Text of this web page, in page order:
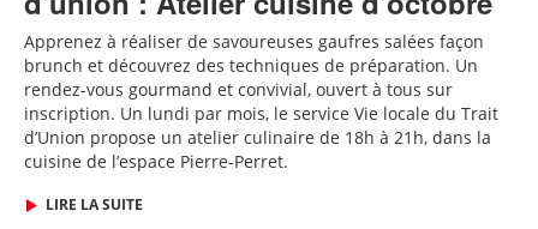
Apprenez à réaliser de savoureuses gaufres salées façon
brunch et découvrez des techniques de préparation. Un
rendez-vous gourmand et convivial, ouvert à tous sur
inscription. Un lundi par mois, le service Vie locale du Trait
d’Union propose un atelier culinaire de 18h à 21h, dans la
cuisine de l’espace Pierre-Perret.
LIRE LA SUITE